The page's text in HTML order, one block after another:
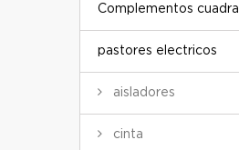
Complementos cuadra
pastores electricos
aisladores
cinta